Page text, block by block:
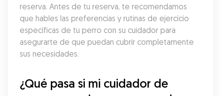
reserva. Antes de tu reserva, te recomendamos
que hables las preferencias y rutinas de ejercicio
específicas de tu perro con su cuidador para
asegurarte de que puedan cubrir completamente
sus necesidades.
¿Qué pasa si mi cuidador de